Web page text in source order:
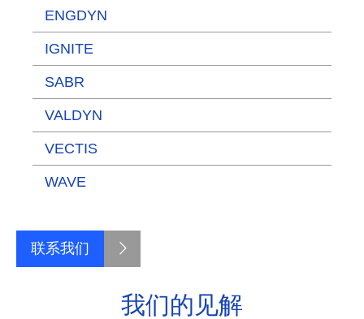
ENGDYN
IGNITE
SABR
VALDYN
VECTIS
WAVE
联系我们
我们的见解